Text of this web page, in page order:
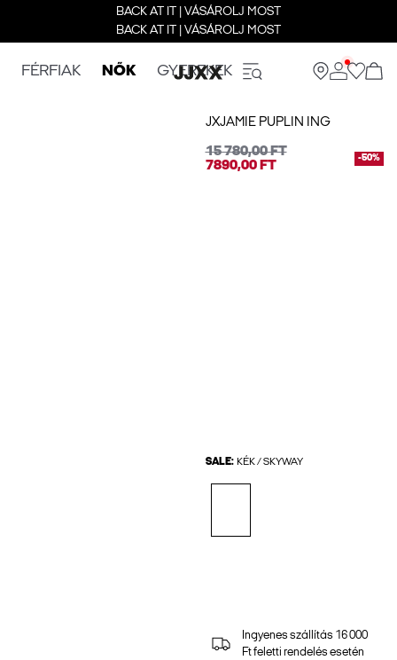
BACK AT IT | VÁSÁROLJ MOST
BACK AT IT | VÁSÁROLJ MOST
FÉRFIAK NŐK GYEREKEK
JXJAMIE PUPLIN ING
15 780,00 FT
7890,00 FT
-50%
SALE: KÉK / SKYWAY
Ingyenes szállítás 16 000
Ft feletti rendelés esetén